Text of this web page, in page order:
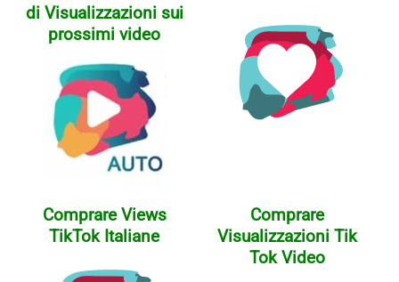
di Visualizzazioni sui
prossimi video
Comprare Views
TikTok Italiane
Comprare
Visualizzazioni Tik
Tok Video